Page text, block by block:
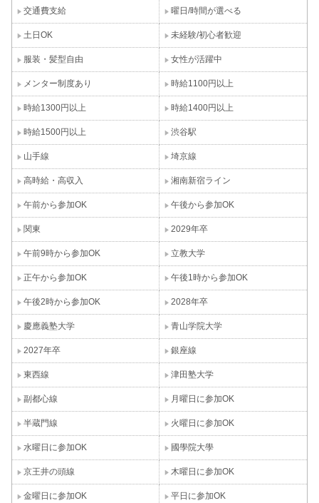
交通費支給 曜日/時間が選べる
土日OK 未経験/初心者歓迎
服装・髪型自由 女性が活躍中
メンター制度あり 時給1100円以上
時給1300円以上 時給1400円以上
時給1500円以上 渋谷駅
山手線 埼京線
高時給・高収入 湘南新宿ライン
午前から参加OK 午後から参加OK
関東 2029年卒
午前9時から参加OK 立教大学
正午から参加OK 午後1時から参加OK
午後2時から参加OK 2028年卒
慶應義塾大学 青山学院大学
2027年卒 銀座線
東西線 津田塾大学
副都心線 月曜日に参加OK
半蔵門線 火曜日に参加OK
水曜日に参加OK 國學院大學
京王井の頭線 木曜日に参加OK
金曜日に参加OK 平日に参加OK